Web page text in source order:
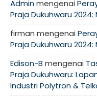
Adminmengenai
Praja Dukuhwaru
firman mengenai
Praja Dukuhwaru
Edison-B mengenai
Praja Dukuhwaru:
Industri Polytron &